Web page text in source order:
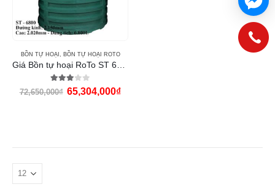
BỒN TỰ HOẠI BỒN TỰ HOẠI ROTO
3.00 out of 5
72,650,000₫ 65,304,000₫